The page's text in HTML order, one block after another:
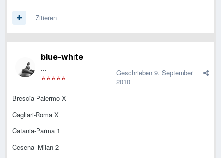
Zitieren
blue-white
... Geschrieben 9. September
2010
Brescia-Palermo X
Cagliari-Roma X
Catania-Parma 1
Cesena- Milan 2